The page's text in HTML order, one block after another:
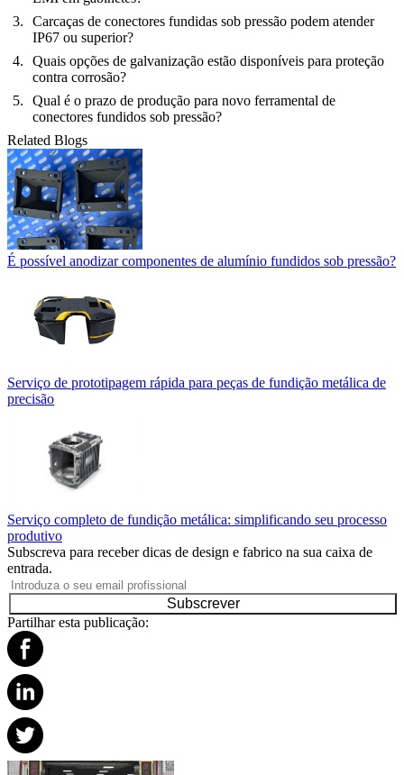
Carcaças de conectores fundidas sob pressão podem atender
IP67 ou superior?
Quais opções de galvanização estão disponíveis para proteção
contra corrosão?
Qual é o prazo de produção para novo ferramental de
conectores fundidos sob pressão?
Related Blogs
É possível anodizar componentes de alumínio fundidos sob pressão?
Serviço de prototipagem rápida para peças de fundição metálica de
precisão
Serviço completo de fundição metálica: simplificando seu processo
produtivo
Subscreva para receber dicas de design e fabrico na sua caixa de
entrada.
Subscrever
Partilhar esta publicação: